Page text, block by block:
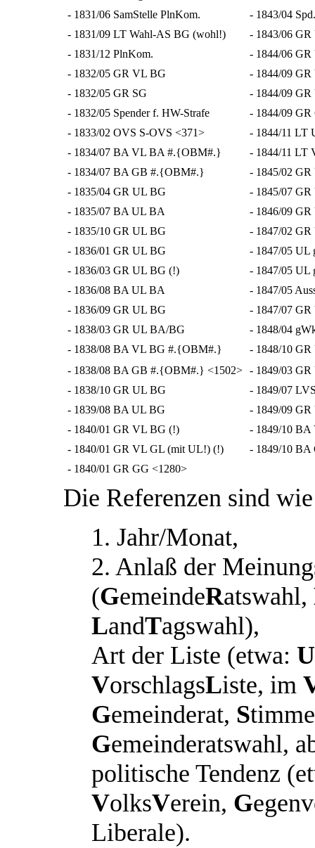
- 1831/06 SamStelle PlnKom.
- 1843/04
- 1831/09 LT Wahl-AS BG (wohl!)
- 1843/06
- 1831/12 PlnKom.
- 1844/06
- 1832/05 GR VL BG
- 1844/09
- 1832/05 GR SG
- 1844/09
- 1832/05 Spender f. HW-Strafe
- 1844/09
- 1833/02 OVS S-OVS <371>
- 1844/11 LT
- 1834/07 BA VL BA #.{OBM#.}
- 1844/11 LT
- 1834/07 BA GB #.{OBM#.}
- 1845/02
- 1835/04 GR UL BG
- 1845/07
- 1835/07 BA UL BA
- 1846/09
- 1835/10 GR UL BG
- 1847/02
- 1836/01 GR UL BG
- 1847/05 UL
- 1836/03 GR UL BG (!)
- 1847/05 UL
- 1836/08 BA UL BA
- 1847/05
- 1836/09 GR UL BG
- 1847/07
- 1838/03 GR UL BA/BG
- 1848/04
- 1838/08 BA VL BG #.{OBM#.}
- 1848/10
- 1838/08 BA GB #.{OBM#.} <1502> - 1849/03
- 1838/10 GR UL BG
- 1849/07
- 1839/08 BA UL BG
- 1849/09
- 1840/01 GR VL BG (!)
- 1849/10
- 1840/01 GR VL GL (mit UL!) (!)
- 1849/10
- 1840/01 GR GG <1280>
Die Referenzen sind
1. Jahr/Monat,
2. Anlaß der
(GemeindeRatswahl,
LandTagswahl),
Art der Liste (etwa: U
VorschlagsListe, im
Gemeinderat, S
Gemeinderatswahl,
politische Tendenz
VolksVerein, G
Liberale).